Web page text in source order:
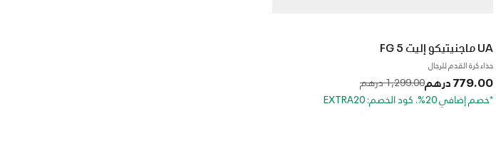
UA ماجنيتيكو إليت 5 FG
حذاء كرة القدم للرجال
779.00 درهم Price reduced from
1,299.00 درهم
to
*خصم إضافي 20%. كود الخصم: EXTRA20